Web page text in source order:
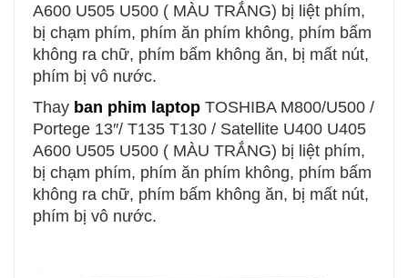
A600 U505 U500 ( MÀU TRẮNG) bị liệt phím,
bị chạm phím, phím ăn phím không, phím bấm
không ra chữ, phím bấm không ăn, bị mất nút,
phím bị vô nước.
Thay ban phim laptop TOSHIBA M800/U500 /
Portege 13″/ T135 T130 / Satellite U400 U405
A600 U505 U500 ( MÀU TRẮNG) bị liệt phím,
bị chạm phím, phím ăn phím không, phím bấm
không ra chữ, phím bấm không ăn, bị mất nút,
phím bị vô nước.